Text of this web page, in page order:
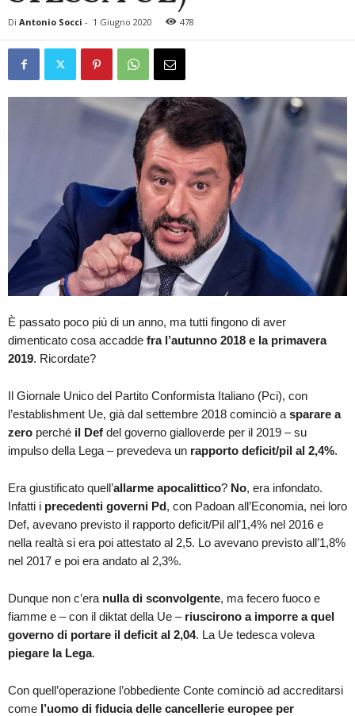
Di Antonio Socci - 1 Giugno 2020 478
È passato poco più di un anno, ma tutti fingono di aver
dimenticato cosa accadde fra l’autunno 2018 e la primavera
2019. Ricordate?
Il Giornale Unico del Partito Conformista Italiano (Pci), con
l’establishment Ue, già dal settembre 2018 cominciò a sparare a
zero perché il Def del governo gialloverde per il 2019 – su
impulso della Lega – prevedeva un rapporto deficit/pil al 2,4%.
Era giustificato quell’allarme apocalittico? No, era infondato.
Infatti i precedenti governi Pd, con Padoan all’Economia, nei loro
Def, avevano previsto il rapporto deficit/Pil all’1,4% nel 2016 e
nella realtà si era poi attestato al 2,5. Lo avevano previsto all’1,8%
nel 2017 e poi era andato al 2,3%.
Dunque non c’era nulla di sconvolgente, ma fecero fuoco e
fiamme e – con il diktat della Ue – riuscirono a imporre a quel
governo di portare il deficit al 2,04. La Ue tedesca voleva
piegare la Lega.
Con quell’operazione l’obbediente Conte cominciò ad accreditarsi
come l’uomo di fiducia delle cancellerie europee per